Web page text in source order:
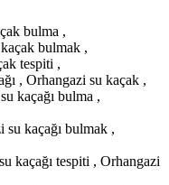
bulma ,
bulmak ,
tespiti ,
, Orhangazi su kaçak ,
kaçağı bulma ,
kaçağı bulmak ,
kaçağı tespiti , Orhangazi